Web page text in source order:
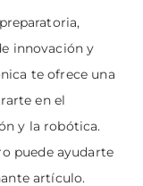
innovación y
te ofrece una
en el
y la robótica.
puede ayudarte
artículo.